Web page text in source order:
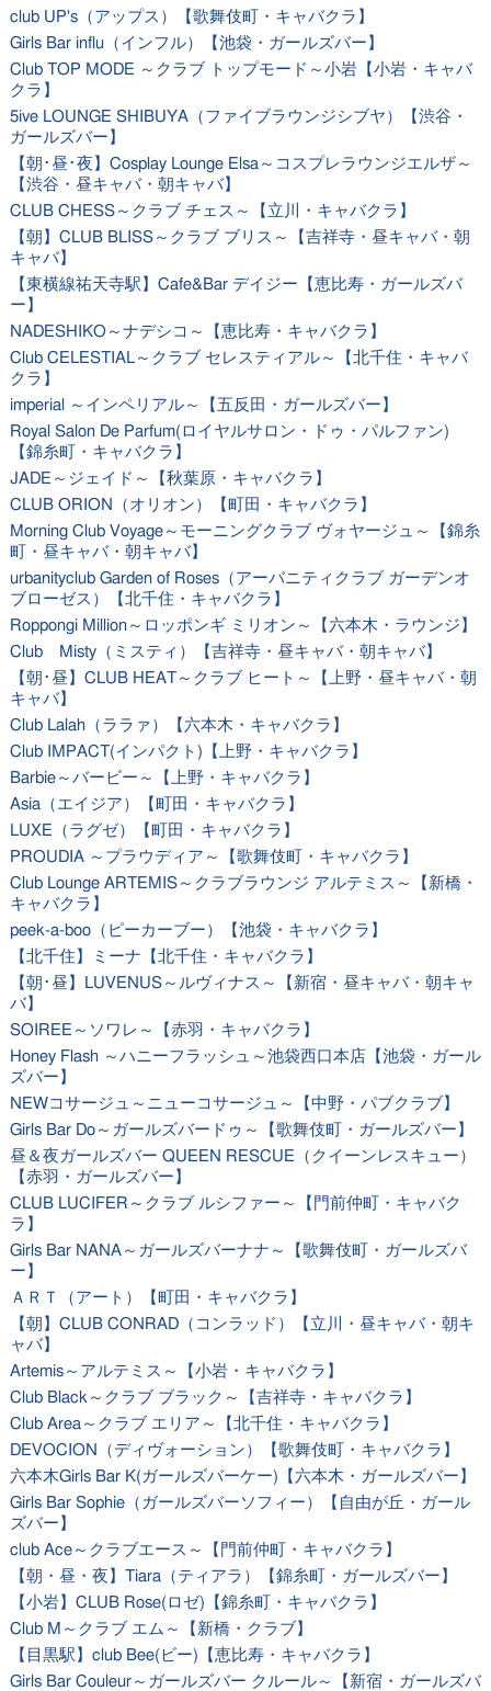
club UP's（アップス）【歌舞伎町・キャバクラ】
Girls Bar influ（インフル）【池袋・ガールズバー】
Club TOP MODE ～クラブ トップモード～小岩【小岩・キャバ
クラ】
5ive LOUNGE SHIBUYA（ファイブラウンジシブヤ）【渋谷・
ガールズバー】
【朝･昼･夜】Cosplay Lounge Elsa～コスプレラウンジエルザ～
【渋谷・昼キャバ・朝キャバ】
CLUB CHESS～クラブ チェス～【立川・キャバクラ】
【朝】CLUB BLISS～クラブ ブリス～【吉祥寺・昼キャバ・朝
キャバ】
【東横線祐天寺駅】Cafe&Bar デイジー【恵比寿・ガールズバ
ー】
NADESHIKO～ナデシコ～【恵比寿・キャバクラ】
Club CELESTIAL～クラブ セレスティアル～【北千住・キャバ
クラ】
imperial ～インペリアル～【五反田・ガールズバー】
Royal Salon De Parfum(ロイヤルサロン・ドゥ・パルファン)
【錦糸町・キャバクラ】
JADE～ジェイド～【秋葉原・キャバクラ】
CLUB ORION（オリオン）【町田・キャバクラ】
Morning Club Voyage～モーニングクラブ ヴォヤージュ～【錦糸
町・昼キャバ・朝キャバ】
urbanityclub Garden of Roses（アーバニティクラブ ガーデンオ
ブローゼス）【北千住・キャバクラ】
Roppongi Million～ロッポンギ ミリオン～【六本木・ラウンジ】
Club Misty（ミスティ）【吉祥寺・昼キャバ・朝キャバ】
【朝･昼】CLUB HEAT～クラブ ヒート～【上野・昼キャバ・朝
キャバ】
Club Lalah（ララァ）【六本木・キャバクラ】
Club IMPACT(インパクト)【上野・キャバクラ】
Barbie～バービー～【上野・キャバクラ】
Asia（エイジア）【町田・キャバクラ】
LUXE（ラグゼ）【町田・キャバクラ】
PROUDIA ～プラウディア～【歌舞伎町・キャバクラ】
Club Lounge ARTEMIS～クラブラウンジ アルテミス～【新橋・
キャバクラ】
peek-a-boo（ピーカーブー）【池袋・キャバクラ】
【北千住】ミーナ【北千住・キャバクラ】
【朝･昼】LUVENUS～ルヴィナス～【新宿・昼キャバ・朝キャ
バ】
SOIREE～ソワレ～【赤羽・キャバクラ】
Honey Flash ～ハニーフラッシュ～池袋西口本店【池袋・ガール
ズバー】
NEWコサージュ～ニューコサージュ～【中野・パブクラブ】
Girls Bar Do～ガールズバードゥ～【歌舞伎町・ガールズバー】
昼＆夜ガールズバー QUEEN RESCUE（クイーンレスキュー）
【赤羽・ガールズバー】
CLUB LUCIFER～クラブ ルシファー～【門前仲町・キャバク
ラ】
Girls Bar NANA～ガールズバーナナ～【歌舞伎町・ガールズバ
ー】
ＡＲＴ（アート）【町田・キャバクラ】
【朝】CLUB CONRAD（コンラッド）【立川・昼キャバ・朝キ
ャバ】
Artemis～アルテミス～【小岩・キャバクラ】
Club Black～クラブ ブラック～【吉祥寺・キャバクラ】
Club Area～クラブ エリア～【北千住・キャバクラ】
DEVOCION（ディヴォーション）【歌舞伎町・キャバクラ】
六本木Girls Bar K(ガールズバーケー)【六本木・ガールズバー】
Girls Bar Sophie（ガールズバーソフィー）【自由が丘・ガール
ズバー】
club Ace～クラブエース～【門前仲町・キャバクラ】
【朝・昼・夜】Tiara（ティアラ）【錦糸町・ガールズバー】
【小岩】CLUB Rose(ロゼ)【錦糸町・キャバクラ】
Club M～クラブ エム～【新橋・クラブ】
【目黒駅】club Bee(ビー)【恵比寿・キャバクラ】
Girls Bar Couleur～ガールズバー クルール～【新宿・ガールズバ